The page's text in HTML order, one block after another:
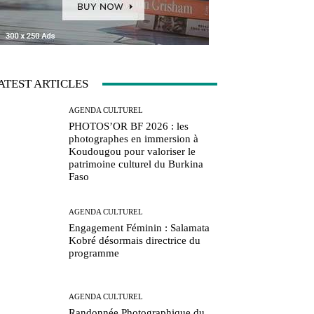
ARTICLES
AGENDA CULTUREL
PHOTOS’OR BF 2026 : les
photographes en immersion à
Koudougou pour valoriser le
patrimoine culturel du Burkina
Faso
AGENDA CULTUREL
Engagement Féminin : Salamata
Kobré désormais directrice du
programme
AGENDA CULTUREL